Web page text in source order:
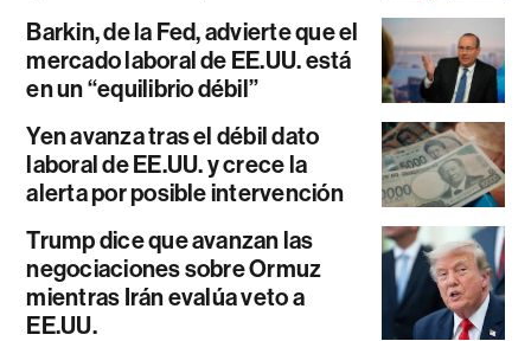
Barkin, de la Fed, advierte que el
mercado laboral de EE.UU. está
en un “equilibrio débil”
Yen avanza tras el débil dato
laboral de EE.UU. y crece la
alerta por posible intervención
Trump dice que avanzan las
negociaciones sobre Ormuz
mientras Irán evalúa veto a
EE.UU.